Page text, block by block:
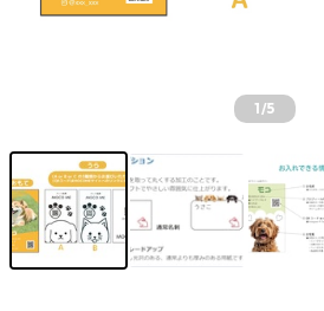
1/5